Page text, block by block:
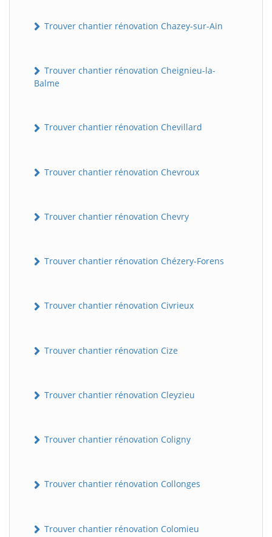
Trouver chantier rénovation Chazey-sur-Ain
Trouver chantier rénovation Cheignieu-la-
Balme
Trouver chantier rénovation Chevillard
Trouver chantier rénovation Chevroux
Trouver chantier rénovation Chevry
Trouver chantier rénovation Chézery-Forens
Trouver chantier rénovation Civrieux
Trouver chantier rénovation Cize
Trouver chantier rénovation Cleyzieu
Trouver chantier rénovation Coligny
Trouver chantier rénovation Collonges
Trouver chantier rénovation Colomieu
BatiWebPro